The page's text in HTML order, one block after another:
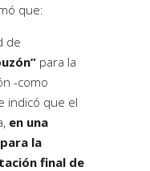
que:
de
para la
-como
indicó que el
en una
la
final de